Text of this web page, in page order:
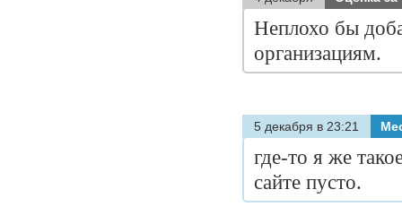
Неплохо бы
организациям.
5 декабря в 23:21
где-то я же
сайте пусто.